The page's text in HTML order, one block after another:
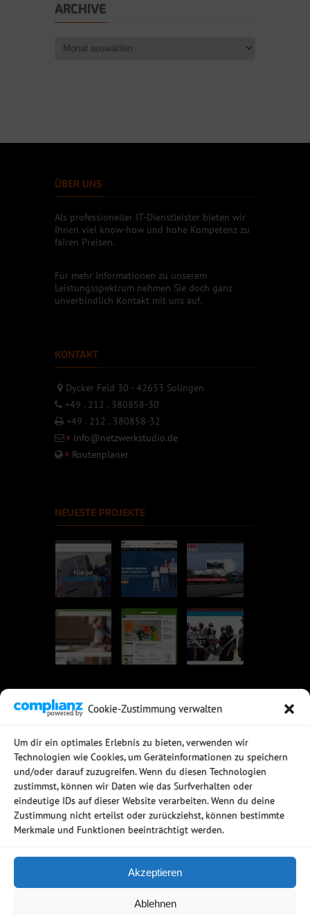
Cookie-Zustimmung verwalten
Um dir ein optimales Erlebnis zu bieten, verwenden wir
Technologien wie Cookies, um Geräteinformationen zu speichern
und/oder darauf zuzugreifen. Wenn du diesen Technologien
zustimmst, können wir Daten wie das Surfverhalten oder
eindeutige IDs auf dieser Website verarbeiten. Wenn du deine
Zustimmung nicht erteilst oder zurückziehst, können bestimmte
Merkmale und Funktionen beeinträchtigt werden.
Akzeptieren
Ablehnen
ARCHIVE
ÜBER UNS
Als professioneller IT-Dienstleister bieten wir
Ihnen viel know-how und hohe Kompetenz zu
fairen Preisen.
Für mehr Informationen zu unserem
Leistungsspektrum nehmen Sie doch ganz
unverbindlich Kontakt mit uns auf.
KONTAKT
Dycker Feld 30 - 42653 Solingen
+49 . 212 . 380858-30
+49 . 212 . 380858-32
info@netzwerkstudio.de
Routenplaner
NEUESTE PROJEKTE
Rechtssichere Email-Archivierung
MDaemon Mail- & Groupwareserver
Virtualisierung mit vmWare
Sophos UTM - Mehr als eine Firewall
Netzwerkstudio